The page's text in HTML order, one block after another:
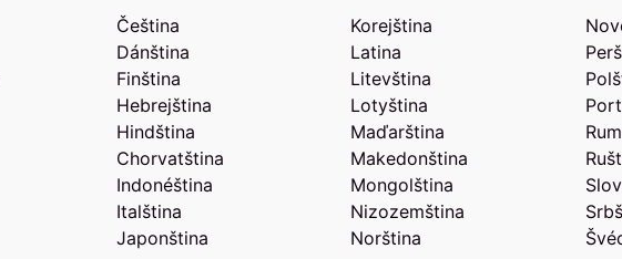
Čeština
Dánština
Finština
Hebrejština
Hindština
Chorvatština
Indonéština
Italština
Japonština
Korejština
Latina
Litevština
Lotyština
Maďarština
Makedonština
Mongolština
Nizozemština
Norština